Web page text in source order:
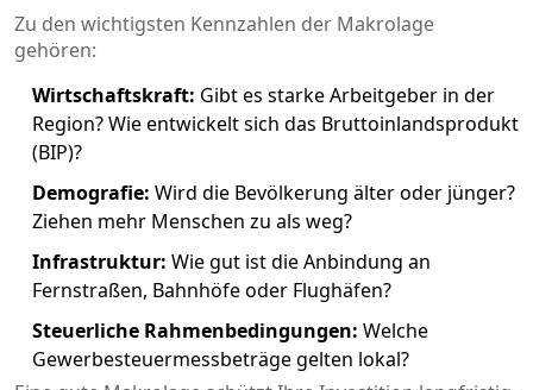
Zu den wichtigsten Kennzahlen der Makrolage
gehören:
Wirtschaftskraft: Gibt es starke Arbeitgeber in der
Region? Wie entwickelt sich das Bruttoinlandsprodukt
(BIP)?
Demografie: Wird die Bevölkerung älter oder jünger?
Ziehen mehr Menschen zu als weg?
Infrastruktur: Wie gut ist die Anbindung an
Fernstraßen, Bahnhöfe oder Flughäfen?
Steuerliche Rahmenbedingungen: Welche
Gewerbesteuermessbeträge gelten lokal?